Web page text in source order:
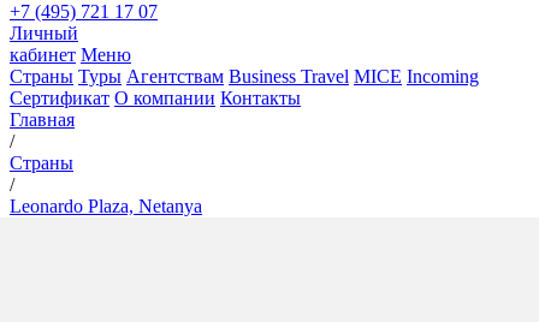
+7 (495) 721 17 07
Личный
кабинет Меню
Страны Туры Агентствам Business Travel MICE Incoming
Сертификат О компании Контакты
Главная
/
Страны
/
Leonardo Plaza, Netanya